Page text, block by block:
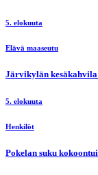
5. elokuuta
Elävä maaseutu
Järvikylän
5. elokuuta
Henkilöt
Pokelan suku